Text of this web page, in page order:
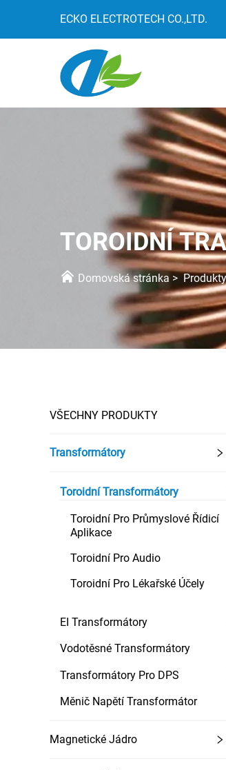
ECKO ELECTROTECH CO.,LTD.
TOROIDNÍ
Domovská stránka >Produkty
VŠECHNY PRODUKTY
Transformátory
Toroidní Transformátory
Toroidní Pro Průmyslové Řídicí
Aplikace
Toroidní Pro Audio
Toroidní Pro Lékařské Účely
EI Transformátory
Vodotěsné Transformátory
Transformátory Pro DPS
Měnič Napětí Transformátor
Magnetické Jádro